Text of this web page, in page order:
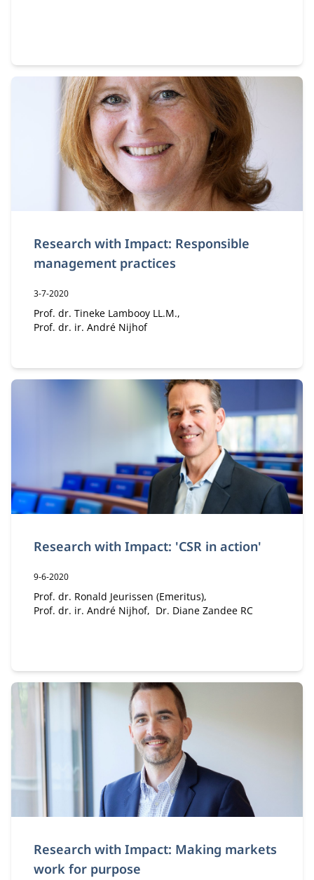
Research with Impact: Responsible
management practices
Publicatiedatum:
3-7-2020
Auteur:
Prof. dr. Tineke Lambooy LL.M.
Prof. dr. ir. André Nijhof
Research with Impact: 'CSR in action'
Publicatiedatum:
9-6-2020
Auteur:
Prof. dr. Ronald Jeurissen (Emeritus)
Prof. dr. ir. André Nijhof
Dr. Diane Zandee RC
Research with Impact: Making markets
work for purpose